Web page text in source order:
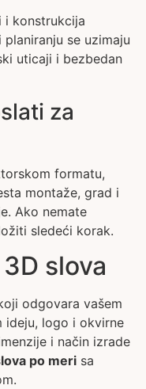
i konstrukcija
se uzimaju
uticaji i bezbedan
za
formatu,
montaže, grad i
Ako nemate
sledeći korak.
slova
odgovara vašem
ideju, logo i okvirne
i način izrade
po meri sa